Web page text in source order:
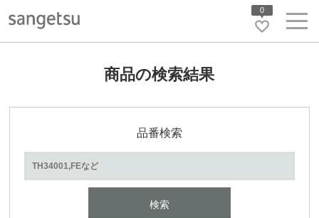
0
商品の検索結果
品番検索
検索